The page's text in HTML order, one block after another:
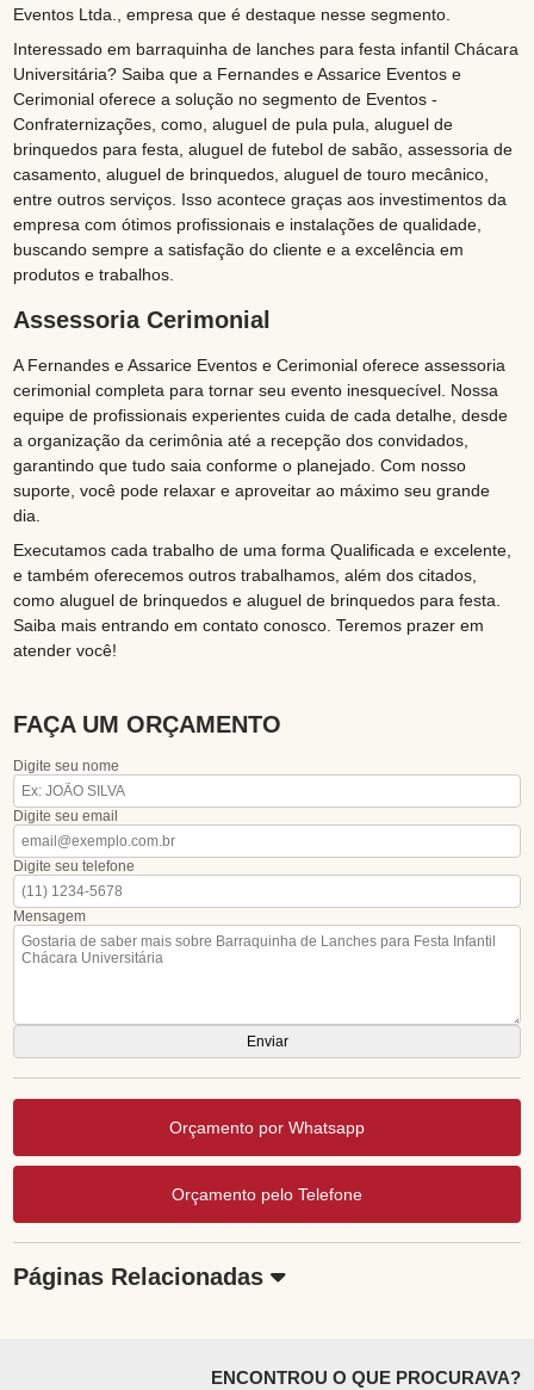
Eventos Ltda., empresa que é destaque nesse segmento.
Interessado em barraquinha de lanches para festa infantil Chácara
Universitária? Saiba que a Fernandes e Assarice Eventos e
Cerimonial oferece a solução no segmento de Eventos -
Confraternizações, como, aluguel de pula pula, aluguel de
brinquedos para festa, aluguel de futebol de sabão, assessoria de
casamento, aluguel de brinquedos, aluguel de touro mecânico,
entre outros serviços. Isso acontece graças aos investimentos da
empresa com ótimos profissionais e instalações de qualidade,
buscando sempre a satisfação do cliente e a excelência em
produtos e trabalhos.
Assessoria Cerimonial
A Fernandes e Assarice Eventos e Cerimonial oferece assessoria
cerimonial completa para tornar seu evento inesquecível. Nossa
equipe de profissionais experientes cuida de cada detalhe, desde
a organização da cerimônia até a recepção dos convidados,
garantindo que tudo saia conforme o planejado. Com nosso
suporte, você pode relaxar e aproveitar ao máximo seu grande
dia.
Executamos cada trabalho de uma forma Qualificada e excelente,
e também oferecemos outros trabalhamos, além dos citados,
como aluguel de brinquedos e aluguel de brinquedos para festa.
Saiba mais entrando em contato conosco. Teremos prazer em
atender você!
FAÇA UM ORÇAMENTO
Digite seu nome
Digite seu email
Digite seu telefone
Mensagem
Orçamento por Whatsapp
Orçamento pelo Telefone
Páginas Relacionadas
ENCONTROU O QUE PROCURAVA?